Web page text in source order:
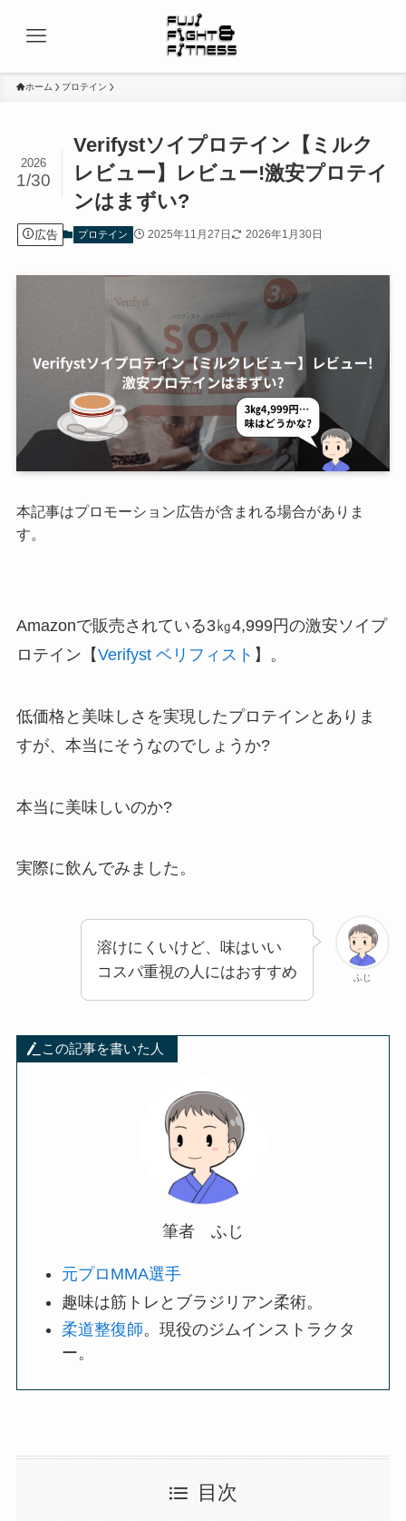
ホーム プロテイン
Verifystソイプロテイン【ミルク
レビュー】レビュー!激安プロテイ
ンはまずい?
2026
1/30
広告 プロテイン 2025年11月27日 2026年1月30日
本記事はプロモーション広告が含まれる場合がありま
す。
Amazonで販売されている3㎏4,999円の激安ソイプ
ロテイン【Verifyst ベリフィスト 】。
低価格と美味しさを実現したプロテインとありま
すが、本当にそうなのでしょうか?
本当に美味しいのか?
実際に飲んでみました。
ふじ
溶けにくいけど、味はいい
コスパ重視の人にはおすすめ
この記事を書いた人
筆者 ふじ
元プロMMA選手
趣味は筋トレとブラジリアン柔術。
柔道整復師。現役のジムインストラクタ
ー。
目次